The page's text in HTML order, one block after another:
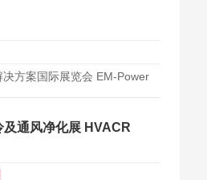
方案国际展览会 EM-Power
通风净化展 HVACR